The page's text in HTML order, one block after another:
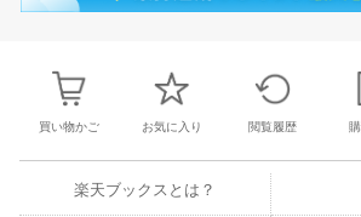
買い物かご お気に入り 閲覧履歴
楽天ブックスとは？